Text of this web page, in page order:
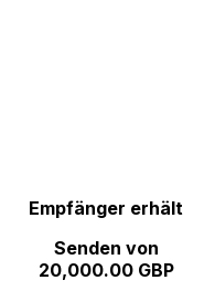
Empfänger erhält
Senden von
20,000.00 GBP